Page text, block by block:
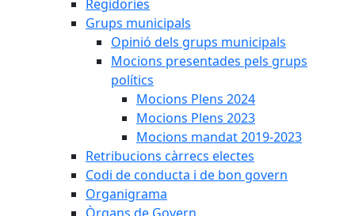
Regidories
Grups municipals
Opinió dels grups municipals
Mocions presentades pels grups
polítics
Mocions Plens 2024
Mocions Plens 2023
Mocions mandat 2019-2023
Retribucions càrrecs electes
Codi de conducta i de bon govern
Organigrama